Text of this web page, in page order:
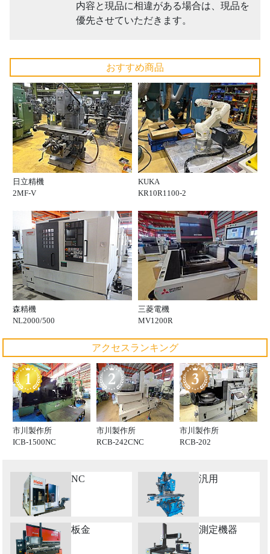
内容と現品に相違がある場合は、現品を
優先させていただきます。
おすすめ商品
日立精機
2MF-V
KUKA
KR10R1100-2
森精機
NL2000/500
三菱電機
MV1200R
アクセスランキング
市川製作所
ICB-1500NC
市川製作所
RCB-242CNC
市川製作所
RCB-202
NC 汎用
板金 測定機器